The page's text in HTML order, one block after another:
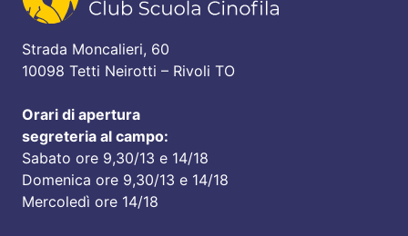
Strada Moncalieri, 60
10098 Tetti Neirotti – Rivoli TO
Orari di apertura
segreteria al campo:
Sabato ore 9,30/13 e 14/18
Domenica ore 9,30/13 e 14/18
Mercoledì ore 14/18